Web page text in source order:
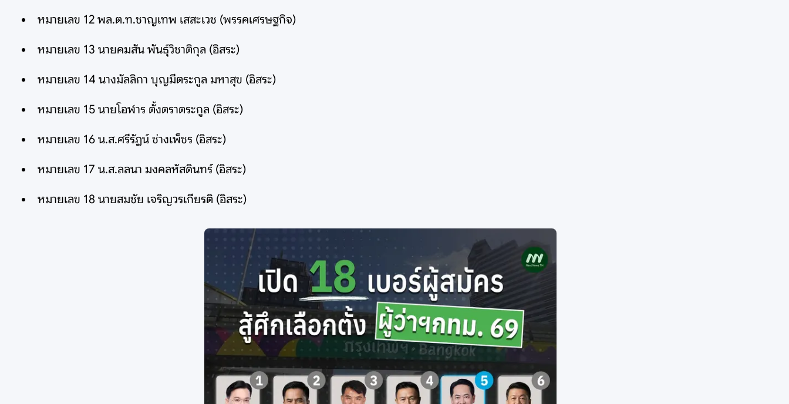
หมายเลข 12 พล.ต.ท.ชาญเทพ เสสะเวช (พรรคเศรษฐกิจ)
หมายเลข 13 นายคมสัน พันธุ์วิชาติกุล (อิสระ)
หมายเลข 14 นางมัลลิกา บุญมีตระกูล มหาสุข (อิสระ)
หมายเลข 15 นายโอฬาร ตั้งตราตระกูล (อิสระ)
หมายเลข 16 น.ส.ศรีรัฏน์ ช่างเพ็ชร (อิสระ)
หมายเลข 17 น.ส.ลลนา มงคลหัสดินทร์ (อิสระ)
หมายเลข 18 นายสมชัย เจริญวรเกียรติ (อิสระ)